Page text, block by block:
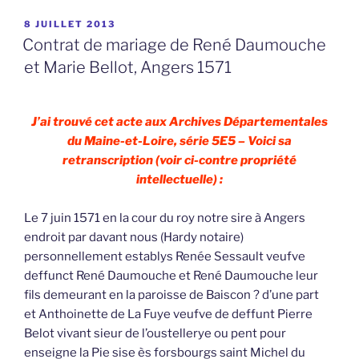
PUBLIÉ
LE
8 JUILLET 2013
Contrat de mariage de René Daumouche
et Marie Bellot, Angers 1571
J’ai trouvé cet acte aux Archives Départementales
du Maine-et-Loire, série 5E5 – Voici sa
retranscription (voir ci-contre propriété
intellectuelle) :
Le 7 juin 1571 en la cour du roy notre sire à Angers
endroit par davant nous (Hardy notaire)
personnellement establys Renée Sessault veufve
deffunct René Daumouche et René Daumouche leur
fils demeurant en la paroisse de Baiscon ? d’une part
et Anthoinette de La Fuye veufve de deffunt Pierre
Belot vivant sieur de l’oustellerye ou pent pour
enseigne la Pie sise ès forsbourgs saint Michel du